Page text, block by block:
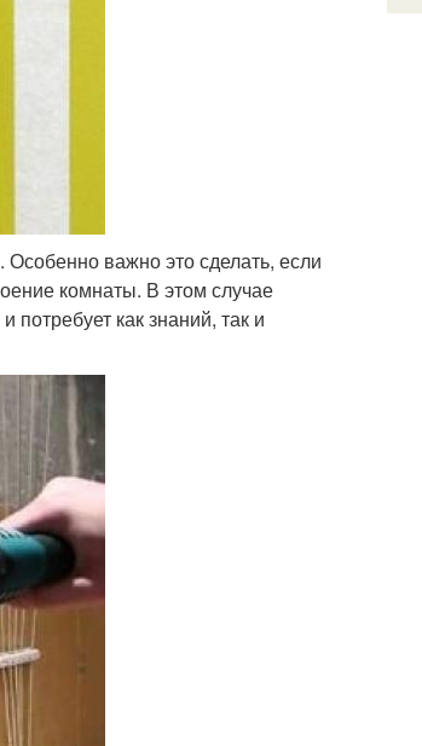
важно это сделать, если
комнаты. В этом случае
потребует как знаний, так и